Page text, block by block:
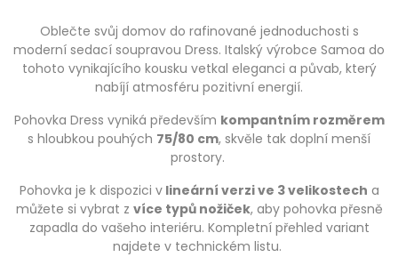
Oblečte svůj domov do rafinované jednoduchosti s
moderní sedací soupravou Dress. Italský výrobce Samoa do
tohoto vynikajícího kousku vetkal eleganci a půvab, který
nabíjí atmosféru pozitivní energií.
Pohovka Dress vyniká především kompantním rozměrem
s hloubkou pouhých 75/80 cm, skvěle tak doplní menší
prostory.
Pohovka je k dispozici vlineární verzi ve 3 velikostech a
můžete si vybrat z více typů nožiček, aby pohovka přesně
zapadla do vašeho interiéru. Kompletní přehled variant
najdete v technickém listu.